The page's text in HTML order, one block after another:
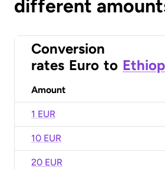
different
Conversion
rates Euro to
Amount
1 EUR
10 EUR
20 EUR